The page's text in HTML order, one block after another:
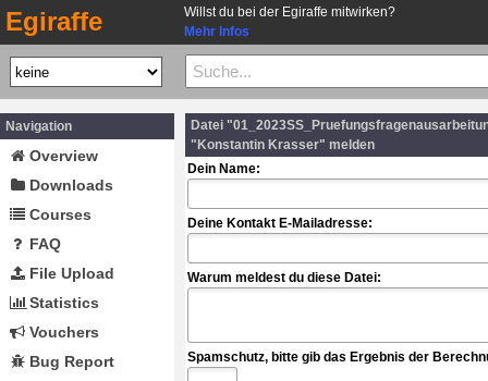
Egiraffe
Willst du bei der Egiraffe mitwirken?
Mehr Infos
Navigation
Overview
Downloads
Courses
FAQ
File Upload
Statistics
Vouchers
Bug Report
Datei
"Konstantin Krasser" melden
Dein Name:
Deine Kontakt E-Mailadresse:
Warum meldest du diese Datei:
Spamschutz, bitte gib das Ergebnis der